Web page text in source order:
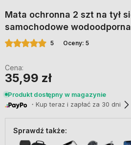
Mata ochronna 2 szt na tył
samochodowe wodoodporna
5 Oceny: 5
Cena:
35,99 zł
Produkt dostępny w magazynie
・Kup teraz i zapłać za 30 dni
Sprawdź także: